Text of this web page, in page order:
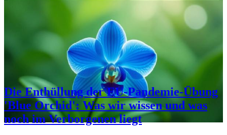
Die Enthüllung der EU-Pandemie-Übung
'Blue Orchid': Was wir wissen und was
noch im Verborgenen liegt